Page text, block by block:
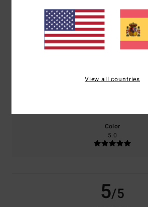
El 100% de nuestros clientes
Comodidad
5.0
Relación
Color
5.0
5/5
View all countries